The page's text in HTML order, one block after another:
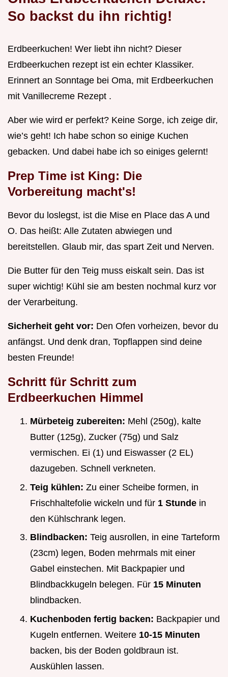
So backst du ihn richtig!
Erdbeerkuchen! Wer liebt ihn nicht? Dieser
Erdbeerkuchen rezept ist ein echter Klassiker.
Erinnert an Sonntage bei Oma, mit Erdbeerkuchen
mit Vanillecreme Rezept .
Aber wie wird er perfekt? Keine Sorge, ich zeige dir,
wie’s geht! Ich habe schon so einige Kuchen
gebacken. Und dabei habe ich so einiges gelernt!
Prep Time ist King: Die
Vorbereitung macht's!
Bevor du loslegst, ist die Mise en Place das A und
O. Das heißt: Alle Zutaten abwiegen und
bereitstellen. Glaub mir, das spart Zeit und Nerven.
Die Butter für den Teig muss eiskalt sein. Das ist
super wichtig! Kühl sie am besten nochmal kurz vor
der Verarbeitung.
Sicherheit geht vor: Den Ofen vorheizen, bevor du
anfängst. Und denk dran, Topflappen sind deine
besten Freunde!
Schritt für Schritt zum
Erdbeerkuchen Himmel
Mürbeteig zubereiten: Mehl (250g), kalte
Butter (125g), Zucker (75g) und Salz
vermischen. Ei (1) und Eiswasser (2 EL)
dazugeben. Schnell verkneten.
Teig kühlen: Zu einer Scheibe formen, in
Frischhaltefolie wickeln und für 1 Stunde in
den Kühlschrank legen.
Blindbacken: Teig ausrollen, in eine Tarteform
(23cm) legen, Boden mehrmals mit einer
Gabel einstechen. Mit Backpapier und
Blindbackkugeln belegen. Für 15 Minuten
blindbacken.
Kuchenboden fertig backen: Backpapier und
Kugeln entfernen. Weitere 10-15 Minuten
backen, bis der Boden goldbraun ist.
Auskühlen lassen.